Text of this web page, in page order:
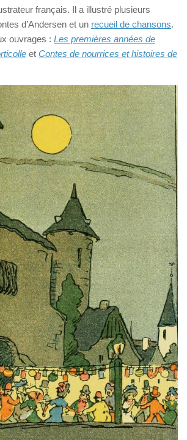
français. Il a illustré plusieurs
d’Andersen et un recueil de chansons.
ouvrages : Les premières années de
et Contes de nourrices et histoires de